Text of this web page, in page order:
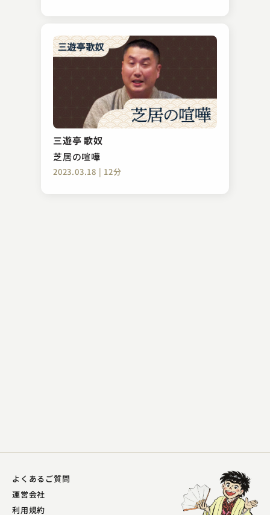
三遊亭 歌奴
芝居の喧嘩
2023.03.18 | 12分
立川 吉幸
平林
2024.11.29 | 13分
よくあるご質問
運営会社
利用規約